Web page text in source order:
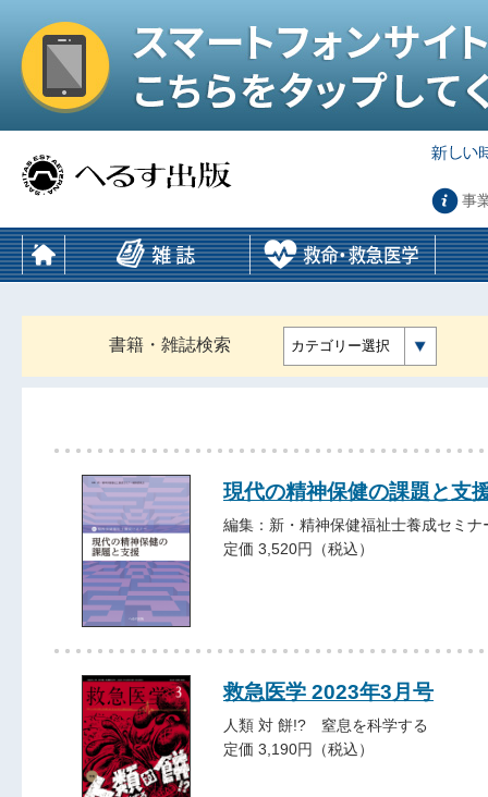
事
書籍・雑誌検索 カテゴリー選択
現代の精神保健の課題と支
編集：新・精神保健福祉士養成セミナ
定価 3,520円（税込）
救急医学 2023年3月号
人類 対 餅!? 窒息を科学する
定価 3,190円（税込）